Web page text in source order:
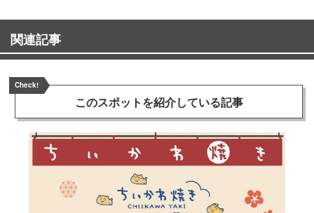
関連記事
Check!
このスポットを紹介している記事